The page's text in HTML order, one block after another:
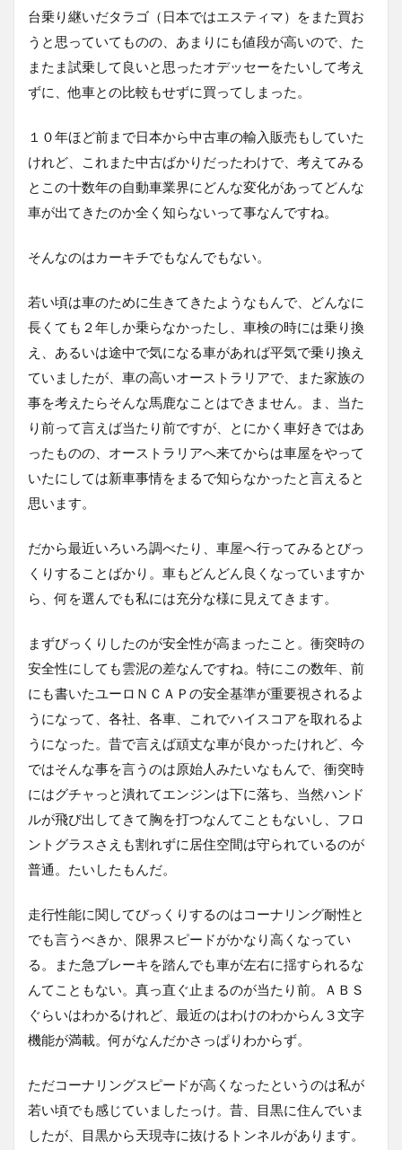
台乗り継いだタラゴ（日本ではエスティマ）をまた買お
うと思っていてものの、あまりにも値段が高いので、た
またま試乗して良いと思ったオデッセーをたいして考え
ずに、他車との比較もせずに買ってしまった。
１０年ほど前まで日本から中古車の輸入販売もしていた
けれど、これまた中古ばかりだったわけで、考えてみる
とこの十数年の自動車業界にどんな変化があってどんな
車が出てきたのか全く知らないって事なんですね。
そんなのはカーキチでもなんでもない。
若い頃は車のために生きてきたようなもんで、どんなに
長くても２年しか乗らなかったし、車検の時には乗り換
え、あるいは途中で気になる車があれば平気で乗り換え
ていましたが、車の高いオーストラリアで、また家族の
事を考えたらそんな馬鹿なことはできません。ま、当た
り前って言えば当たり前ですが、とにかく車好きではあ
ったものの、オーストラリアへ来てからは車屋をやって
いたにしては新車事情をまるで知らなかったと言えると
思います。
だから最近いろいろ調べたり、車屋へ行ってみるとびっ
くりすることばかり。車もどんどん良くなっていますか
ら、何を選んでも私には充分な様に見えてきます。
まずびっくりしたのが安全性が高まったこと。衝突時の
安全性にしても雲泥の差なんですね。特にこの数年、前
にも書いたユーロＮＣＡＰの安全基準が重要視されるよ
うになって、各社、各車、これでハイスコアを取れるよ
うになった。昔で言えば頑丈な車が良かったけれど、今
ではそんな事を言うのは原始人みたいなもんで、衝突時
にはグチャっと潰れてエンジンは下に落ち、当然ハンド
ルが飛び出してきて胸を打つなんてこともないし、フロ
ントグラスさえも割れずに居住空間は守られているのが
普通。たいしたもんだ。
走行性能に関してびっくりするのはコーナリング耐性と
でも言うべきか、限界スピードがかなり高くなってい
る。また急ブレーキを踏んでも車が左右に揺すられるな
んてこともない。真っ直ぐ止まるのが当たり前。ＡＢＳ
ぐらいはわかるけれど、最近のはわけのわからん３文字
機能が満載。何がなんだかさっぱりわからず。
ただコーナリングスピードが高くなったというのは私が
若い頃でも感じていましたっけ。昔、目黒に住んでいま
したが、目黒から天現寺に抜けるトンネルがあります。